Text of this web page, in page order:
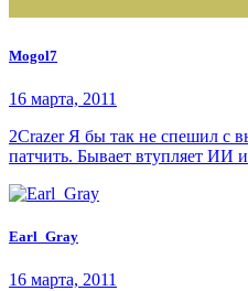
Mogol7
16 марта, 2011
2Crazer Я бы так не спешил с
патчить. Бывает втупляет ИИ
Earl_Gray
16 марта, 2011